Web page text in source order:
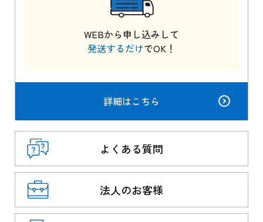
WEBから申し込みして
発送するだけでOK！
詳細はこちら
よくある質問
法人のお客様